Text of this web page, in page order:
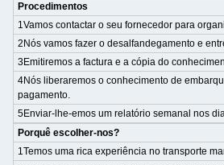
Procedimentos
1Vamos contactar o seu fornecedor para
2Nós vamos fazer o desalfandegamento e
3Emitiremos a factura e a cópia do
4Nós liberaremos o conhecimento de
pagamento.
5Enviar-lhe-emos um relatório semanal nos
Porquê escolher-nos?
1Temos uma rica experiência no transporte